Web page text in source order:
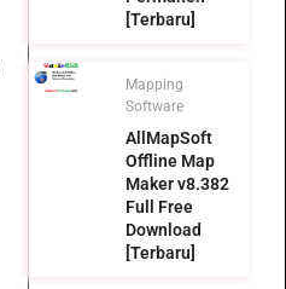
[Terbaru]
Mapping
Software
AllMapSoft
Offline Map
Maker v8.382
Full Free
Download
[Terbaru]